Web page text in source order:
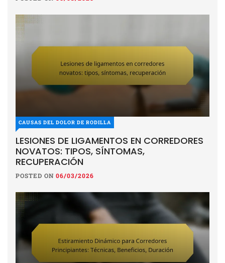
CAUSAS DEL DOLOR DE RODILLA
LESIONES DE LIGAMENTOS EN CORREDORES
NOVATOS: TIPOS, SÍNTOMAS,
RECUPERACIÓN
POSTED ON 06/03/2026